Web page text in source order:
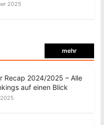
2025
mehr
Recap 2024/2025 – Alle
auf einen Blick